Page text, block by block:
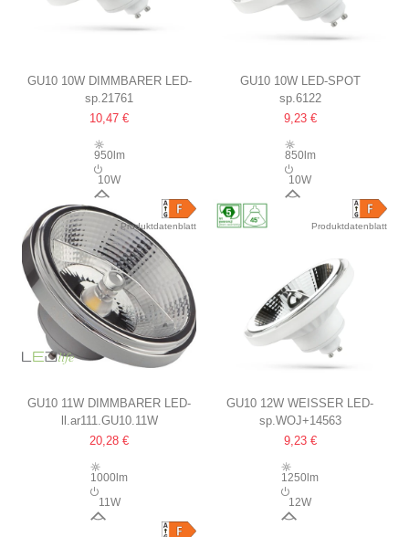
GU10 10W DIMMBARER LED-
SPOT
AR111, WEISS, 20° A
BSTRAHLWINKEL
sp.21761
10,47 €
950lm
10W
GU10 10W LED-SPOT
AR111, 20°, 4000K
sp.6122
9,23 €
850lm
10W
Produktdatenblatt
GU10 11W DIMMBARER LED-
SPOT
DIM TO WARM, AR111
ll.ar111.GU10.11W
20,28 €
1000lm
11W
Produktdatenblatt
GU10 12W WEISSER LED-S
POT
AR111, 45°
sp.WOJ+14563
9,23 €
1250lm
12W